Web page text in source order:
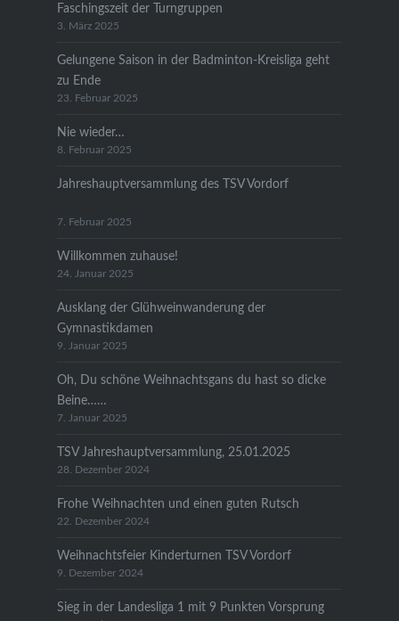
Faschingszeit der Turngruppen
3. März 2025
Gelungene Saison in der Badminton-Kreisliga geht
zu Ende
23. Februar 2025
Nie wieder…
8. Februar 2025
Jahreshauptversammlung des TSV Vordorf
7. Februar 2025
Willkommen zuhause!
24. Januar 2025
Ausklang der Glühweinwanderung der
Gymnastikdamen
9. Januar 2025
Oh, Du schöne Weihnachtsgans du hast so dicke
Beine……
7. Januar 2025
TSV Jahreshauptversammlung, 25.01.2025
28. Dezember 2024
Frohe Weihnachten und einen guten Rutsch
22. Dezember 2024
Weihnachtsfeier Kinderturnen TSV Vordorf
9. Dezember 2024
Sieg in der Landesliga 1 mit 9 Punkten Vorsprung